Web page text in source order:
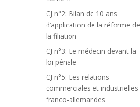
CJ n°2: Bilan de 10 ans
d’application de la réforme de
la filiation
CJ n°3: Le médecin devant la
loi pénale
CJ n°5: Les relations
commerciales et industrielles
franco-allemandes